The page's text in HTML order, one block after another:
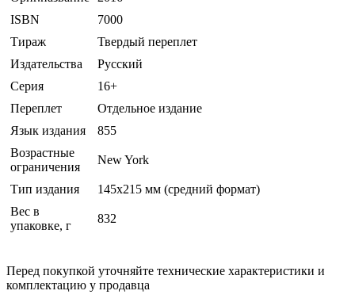
ISBN
7000
Тираж
Твердый переплет
Издательства
Русский
Серия
16+
Переплет
Отдельное издание
Язык издания
855
Возрастные
ограничения
New York
Тип издания
145х215 мм (средний формат)
Вес в
упаковке, г
832
Перед покупкой уточняйте технические характеристики и
комплектацию у продавца